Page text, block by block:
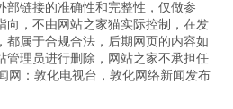
链接的准确性和完整性，仅做参
向，不由网站之家猫实际控制，在发
都属于合规合法，后期网页的内容如
管理员进行删除，网站之家不承担任
网：敦化电视台，敦化网络新闻发布